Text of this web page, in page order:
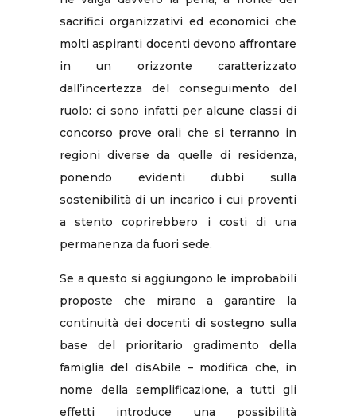
sacrifici organizzativi ed economici che
molti aspiranti docenti devono affrontare
in un orizzonte caratterizzato
dall’incertezza del conseguimento del
ruolo: ci sono infatti per alcune classi di
concorso prove orali che si terranno in
regioni diverse da quelle di residenza,
ponendo evidenti dubbi sulla
sostenibilità di un incarico i cui proventi
a stento coprirebbero i costi di una
permanenza da fuori sede.
Se a questo si aggiungono le improbabili
proposte che mirano a garantire la
continuità dei docenti di sostegno sulla
base del prioritario gradimento della
famiglia del disAbile – modifica che, in
nome della semplificazione, a tutti gli
effetti introduce una possibilità